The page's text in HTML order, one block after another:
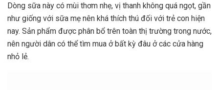
Dòng sữa này có mùi thơm nhẹ, vị thanh không quá ngọt, gần
như giống với sữa mẹ nên khá thích thú đối với trẻ con hiện
nay. Sản phẩm được phân bổ trên toàn thị trường trong nước,
nên người dân có thể tìm mua ở bất kỳ đâu ở các cửa hàng
nhỏ lẻ.